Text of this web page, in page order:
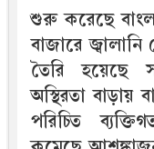
শুরু করেছে
বাজারে
তৈরি হয়েছে
অস্থিরতা বাড়ায়
পরিচিত